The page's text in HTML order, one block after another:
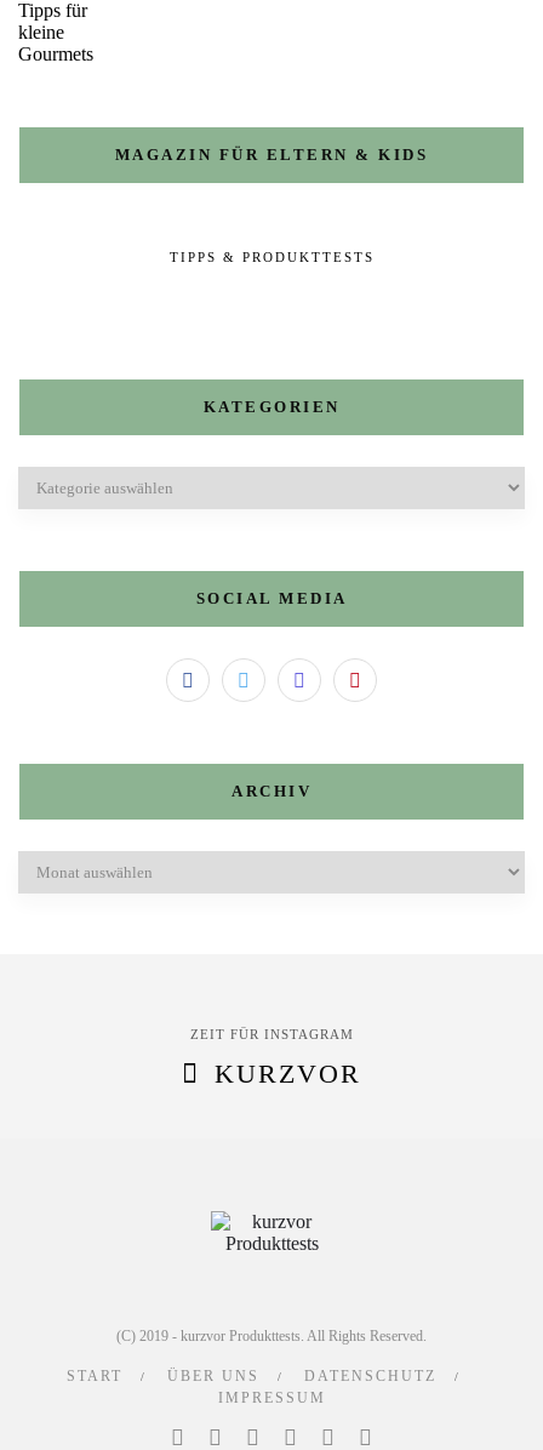
MAGAZIN FÜR ELTERN & KIDS
TIPPS & PRODUKTTESTS
KATEGORIEN
SOCIAL MEDIA
ARCHIV
ZEIT FÜR INSTAGRAM
KURZVOR
(C) 2019 - kurzvor Produkttests. All Rights Reserved.
START ÜBER UNS
DATENSCHUTZ
IMPRESSUM